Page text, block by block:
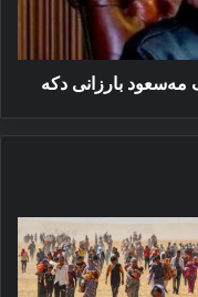
بارزانی دکە